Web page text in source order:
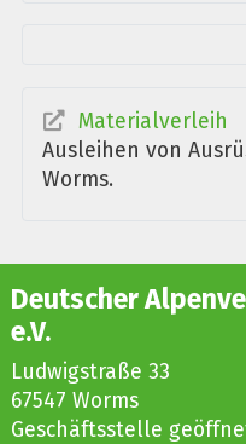
Materialverleih
Ausleihen von
Worms.
Deutscher
e.V.
Ludwigstraße 33
67547 Worms
Geschäftsstelle